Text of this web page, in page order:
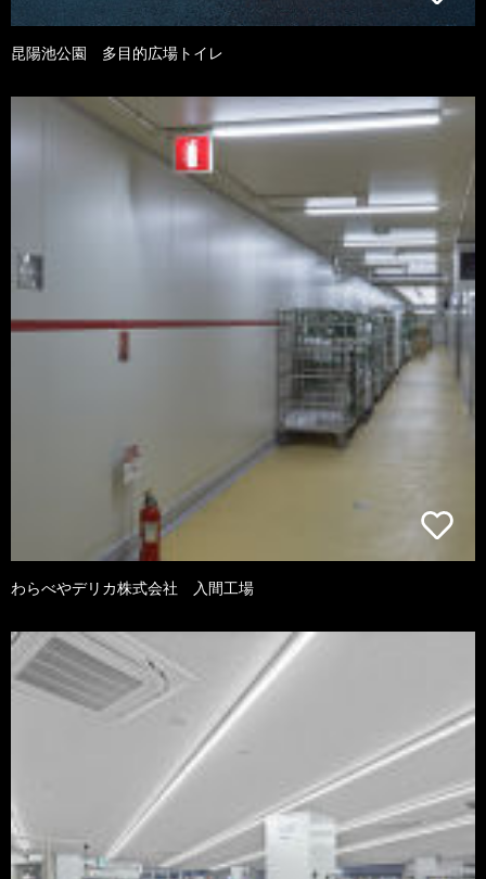
昆陽池公園 多目的広場トイレ
わらべやデリカ株式会社 入間工場